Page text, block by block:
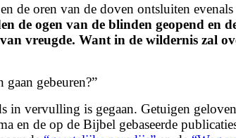
de oren van de doven ontsluiten
de ogen van de blinden geopend en
vreugde. Want in de wildernis zal
gebeuren?”
in vervulling is gegaan. Getuigen
de op de Bijbel gebaseerde